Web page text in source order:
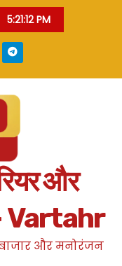
5:21:13 PM
और
Vartahr
और मनोरंजन